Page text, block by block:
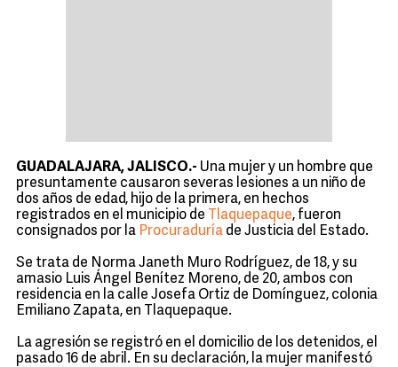
GUADALAJARA, JALISCO.- Una mujer y un hombre que
presuntamente causaron severas lesiones a un niño de
dos años de edad, hijo de la primera, en hechos
registrados en el municipio de
Tlaquepaque, fueron
consignados por la Procuraduría de Justicia del Estado.
Se trata de Norma Janeth Muro Rodríguez, de 18, y su
amasio Luis Ángel Benítez Moreno, de 20, ambos con
residencia en la calle Josefa Ortiz de Domínguez, colonia
Emiliano Zapata, en Tlaquepaque.
La agresión se registró en el domicilio de los detenidos, el
pasado 16 de abril. En su declaración, la mujer manifestó